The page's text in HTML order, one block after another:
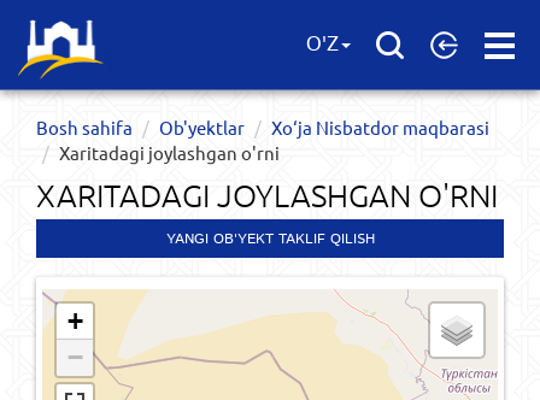
Open
O'Z
Bosh sahifa Ob'yektlar​
Xo‘ja Nisbatdor maqbarasi
Xaritadagi joylashgan o'rni
XARITADAGI JOYLASHGAN O'RNI
YANGI OB'YEKT TAKLIF QILISH
+
−